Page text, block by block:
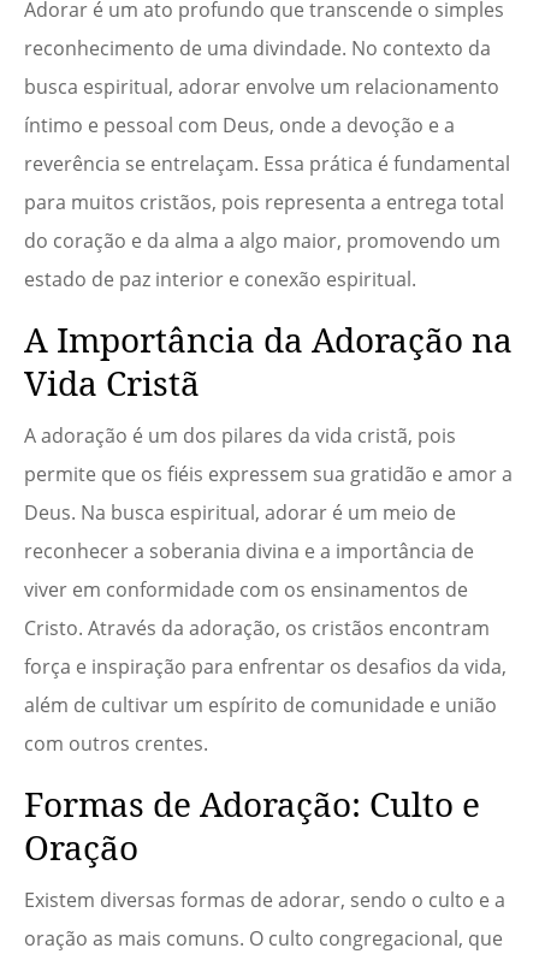
Adorar é um ato profundo que transcende o simples
reconhecimento de uma divindade. No contexto da
busca espiritual, adorar envolve um relacionamento
íntimo e pessoal com Deus, onde a devoção e a
reverência se entrelaçam. Essa prática é fundamental
para muitos cristãos, pois representa a entrega total
do coração e da alma a algo maior, promovendo um
estado de paz interior e conexão espiritual.
A Importância da Adoração na
Vida Cristã
A adoração é um dos pilares da vida cristã, pois
permite que os fiéis expressem sua gratidão e amor a
Deus. Na busca espiritual, adorar é um meio de
reconhecer a soberania divina e a importância de
viver em conformidade com os ensinamentos de
Cristo. Através da adoração, os cristãos encontram
força e inspiração para enfrentar os desafios da vida,
além de cultivar um espírito de comunidade e união
com outros crentes.
Formas de Adoração: Culto e
Oração
Existem diversas formas de adorar, sendo o culto e a
oração as mais comuns. O culto congregacional, que